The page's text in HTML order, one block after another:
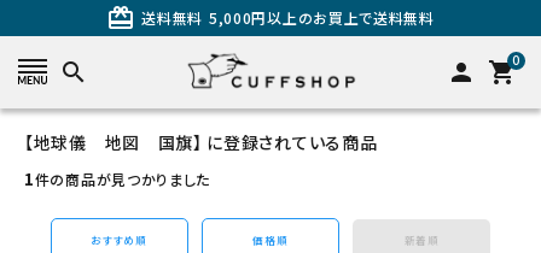
card_giftcard 送料無料 5,000円以上のお買上で送料無料
search person 0
shopping_cart
search
【地球儀 地図 国旗】 に登録されている商品
1件の商品が見つかりました
おすすめ順 価格順 新着順